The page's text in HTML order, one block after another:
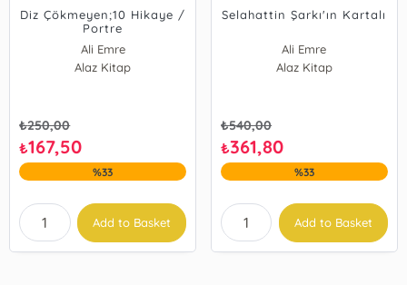
Diz Çökmeyen;10 Hikaye /
Portre
Ali Emre
Alaz Kitap
₺250,00
₺167,50
%33
Add to Basket
Selahattin Şarkı'ın Kartalı
Ali Emre
Alaz Kitap
₺540,00
₺361,80
%33
Add to Basket